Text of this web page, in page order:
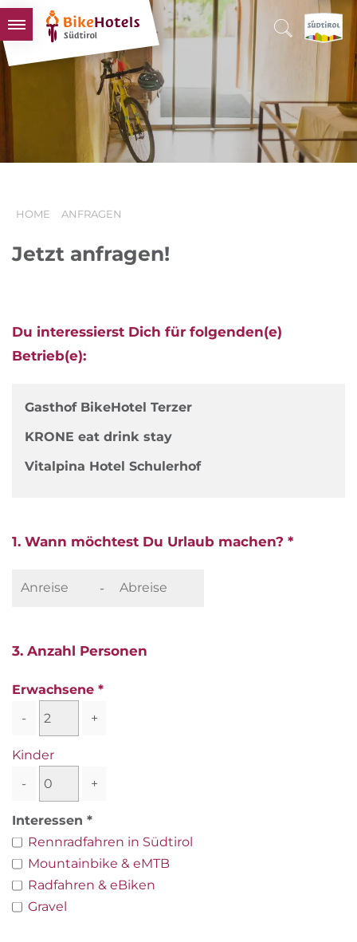
BIKEHOTELS
HOTELS & PAKETE
TOUREN & REVIERE
SÜDTIROL & WIR
HOME ANFRAGEN
Jetzt anfragen!
Du interessierst Dich für folgenden(e)
Betrieb(e):
Gasthof BikeHotel Terzer
KRONE eat drink stay
Vitalpina Hotel Schulerhof
1. Wann möchtest Du Urlaub machen? *
-
3. Anzahl Personen
Erwachsene
-
+
Kinder
-
+
Interessen
Rennradfahren in Südtirol
Mountainbike & eMTB
Radfahren & eBiken
Gravel